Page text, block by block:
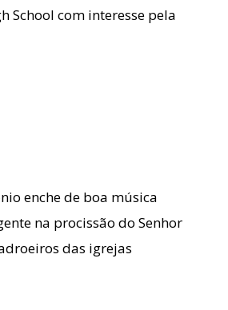
School com interesse pela
enche de boa música
na procissão do Senhor
das igrejas